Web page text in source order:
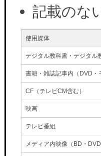
記載のな
使用媒体
デジタル教科書・デジタル
書籍・雑誌記事内（DVD・
CF（テレビCM含む）
映画
テレビ番組
メディア内映像（BD・DVD